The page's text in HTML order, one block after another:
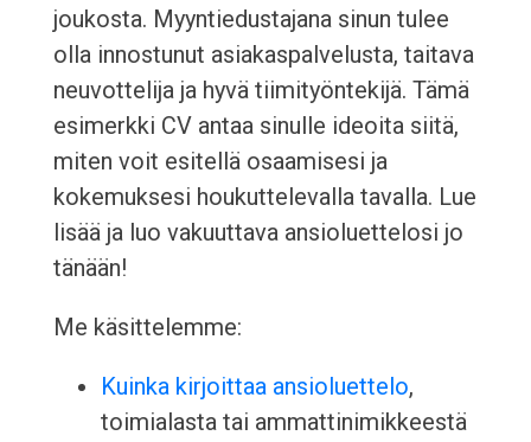
joukosta. Myyntiedustajana sinun tulee
olla innostunut asiakaspalvelusta, taitava
neuvottelija ja hyvä tiimityöntekijä. Tämä
esimerkki CV antaa sinulle ideoita siitä,
miten voit esitellä osaamisesi ja
kokemuksesi houkuttelevalla tavalla. Lue
lisää ja luo vakuuttava ansioluettelosi jo
tänään!
Me käsittelemme:
Kuinka kirjoittaa ansioluettelo,
toimialasta tai ammattinimikkeestä